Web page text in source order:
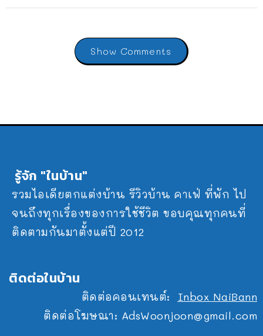
Show Comments
รู้จัก "ในบ้าน"
รวมไอเดียตกแต่งบ้าน รีวิวบ้าน คาเฟ่ ที่พัก ไป
จนถึงทุกเรื่องของการใช้ชีวิต ขอบคุณทุกคนที่
ติดตามกันมาตั้งแต่ปี 2012
ติดต่อในบ้าน
ติดต่อคอนเทนต์: Inbox NaiBann
ติดต่อโฆษณา: AdsWoonjoon@gmail.com